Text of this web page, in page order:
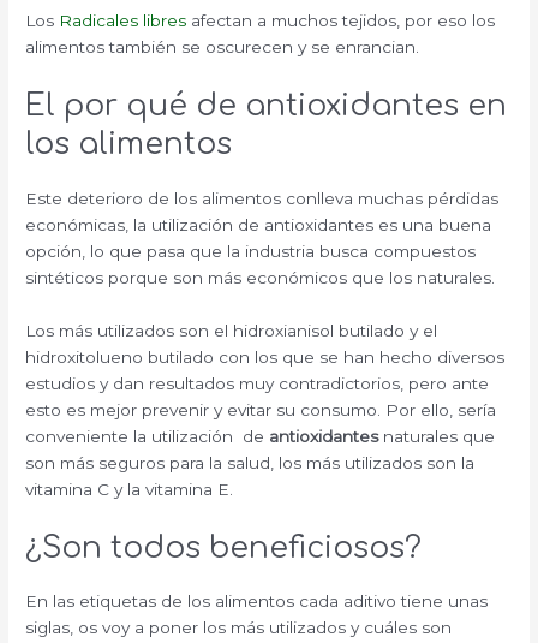
Los Radicales libres afectan a muchos tejidos, por eso los
alimentos también se oscurecen y se enrancian.
El por qué de antioxidantes en
los alimentos
Este deterioro de los alimentos conlleva muchas pérdidas
económicas, la utilización de antioxidantes es una buena
opción, lo que pasa que la industria busca compuestos
sintéticos porque son más económicos que los naturales.
Los más utilizados son el hidroxianisol butilado y el
hidroxitolueno butilado con los que se han hecho diversos
estudios y dan resultados muy contradictorios, pero ante
esto es mejor prevenir y evitar su consumo. Por ello, sería
conveniente la utilización de antioxidantesnaturales que
son más seguros para la salud, los más utilizados son la
vitamina C y la vitamina E.
¿Son todos beneficiosos?
En las etiquetas de los alimentos cada aditivo tiene unas
siglas, os voy a poner los más utilizados y cuáles son